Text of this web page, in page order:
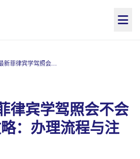
2026最新菲律宾学驾照会不会很难吗全攻略：办理流程与注意事项
律宾学驾照会不会
：办理流程与注